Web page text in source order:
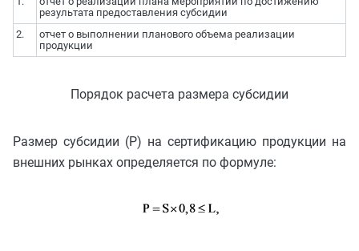
результата предоставления субсидии
2.
отчет о выполнении планового объема реализации
продукции
Порядок расчета размера субсидии
Размер субсидии (P) на сертификацию продукции на
внешних рынках определяется по формуле: